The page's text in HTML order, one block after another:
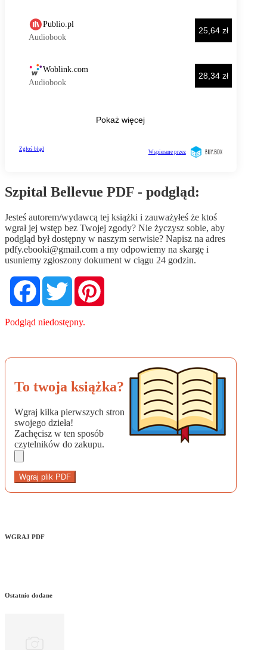
Szpital Bellevue PDF - podgląd:
Jesteś autorem/wydawcą tej książki i zauważyłeś że ktoś
wgrał jej wstęp bez Twojej zgody? Nie życzysz sobie, aby
podgląd był dostępny w naszym serwisie? Napisz na adres
pdfy.ebooki@gmail.com a my odpowiemy na skargę i
usuniemy zgłoszony dokument w ciągu 24 godzin.
FacebookTwitter
Podgląd niedostępny.
To twoja książka?
Wgraj kilka pierwszych stron
swojego dzieła!
Zachęcisz w ten sposób
czytelników do zakupu.
Wgraj plik PDF
WGRAJ PDF
Ostatnio dodane